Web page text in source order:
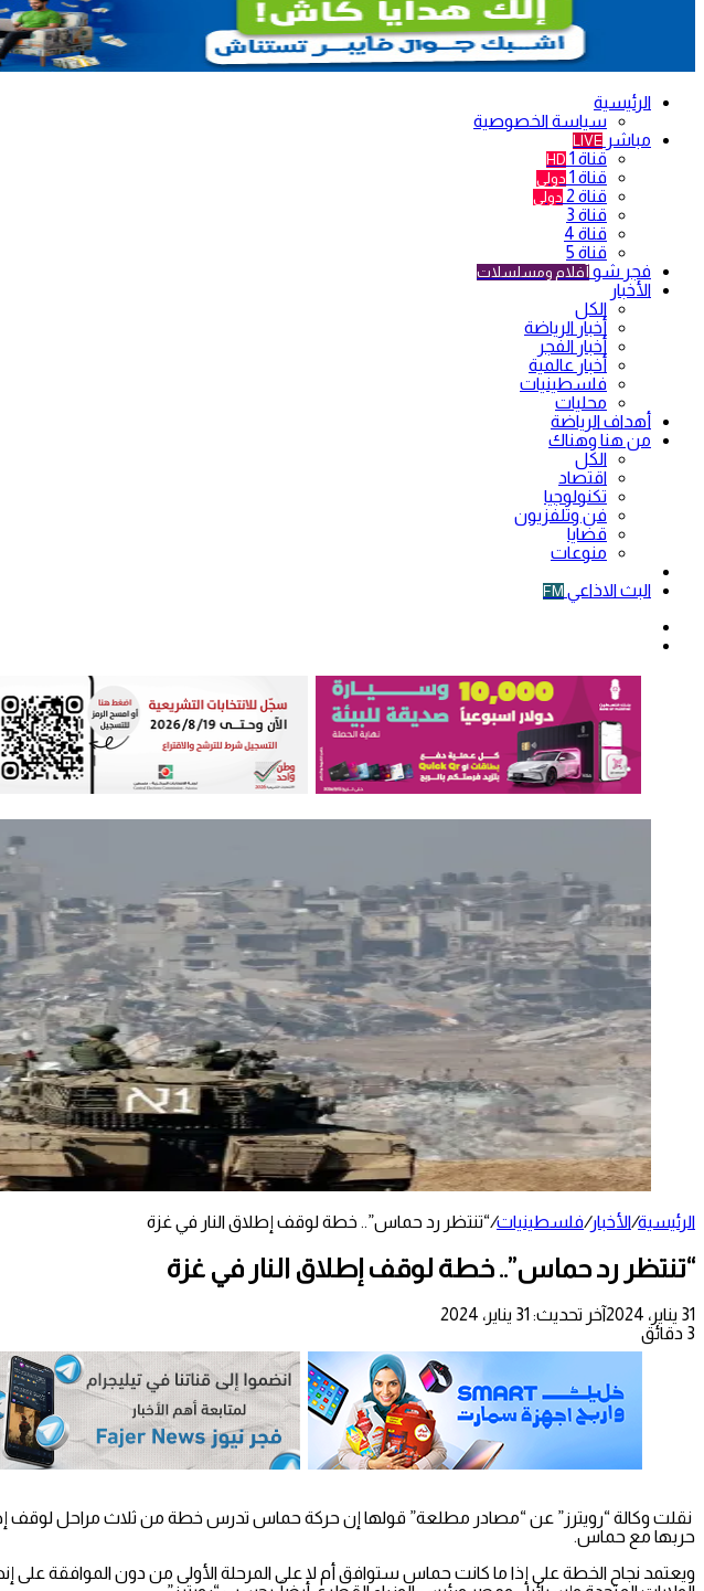
الرئيسية
سياسة الخصوصية
مباشر LIVE
قناة 1 HD
قناة 1 دولي
قناة 2 دولي
قناة 3
قناة 4
قناة 5
فجر شو أفلام ومسلسلات
الأخبار
الكل
أخبار الرياضة
أخبار الفجر
أخبار عالمية
فلسطينيات
محليات
أهداف الرياضة
من هنا وهناك
الكل
اقتصاد
تكنولوجيا
فن وتلفزيون
قضايا
منوعات
البث الاذاعي FM
الرئيسية/الأخبار/فلسطينيات/“تنتظر رد حماس”.. خطة لوقف إطلاق النار في غزة
“تنتظر رد حماس”.. خطة لوقف إطلاق النار في غزة
31 يناير، 2024
آخر تحديث: 31 يناير، 2024
3 دقائق
نقلت وكالة “رويترز” عن “مصادر مطلعة” قولها إن حركة حماس تدرس خطة من ثلاث مراحل لوقف
حربها مع حماس.
ويعتمد نجاح الخطة على إذا ما كانت حماس ستوافق أم لا على المرحلة الأولى من دون الموافقة